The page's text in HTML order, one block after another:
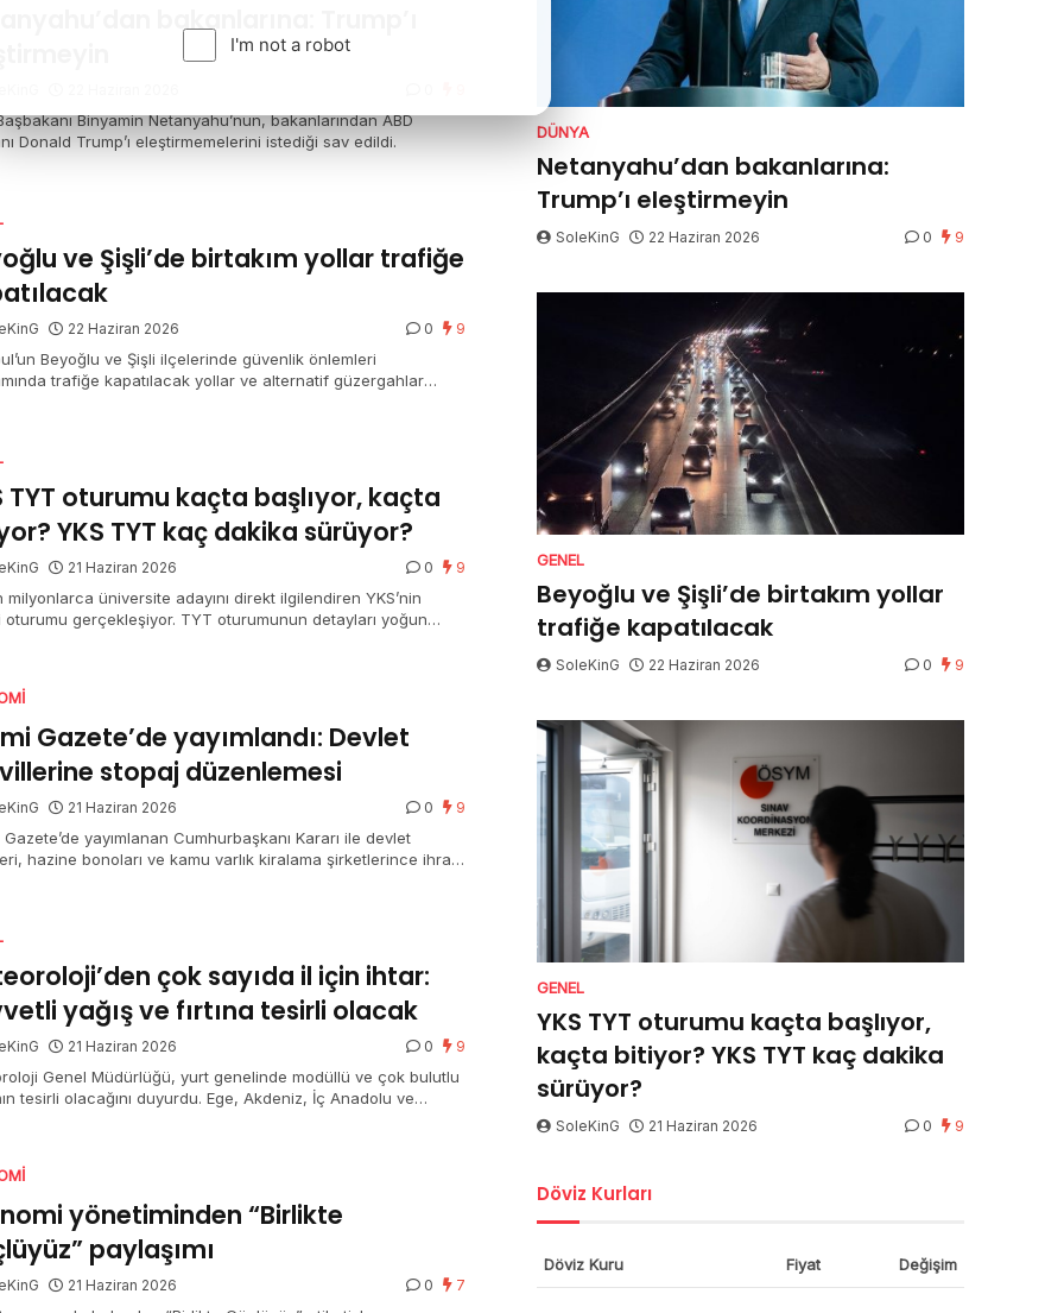
bakanlarına: Trump’ı
Binyamin Netanyahu’nun, bakanlarından ABD
Donald Trump’ı eleştirmemelerini istediği sav edildi.
ve Şişli’de birtakım yollar trafiğe
22 Haziran 2026 0 9
Beyoğlu ve Şişli ilçelerinde güvenlik önlemleri
trafiğe kapatılacak yollar ve alternatif güzergahlar
TYT oturumu kaçta başlıyor, kaçta
YKS TYT kaç dakika sürüyor?
21 Haziran 2026 0 9
milyonlarca üniversite adayını direkt ilgilendiren YKS’nin
oturumu gerçekleşiyor. TYT oturumunun detayları yoğun
sorusuna yanıt arıyor.
Gazete’de yayımlandı: Devlet
stopaj düzenlemesi
21 Haziran 2026 0 9
Gazete’de yayımlanan Cumhurbaşkanı Kararı ile devlet
hazine bonoları ve kamu varlık kiralama şirketlerince ihraç
çok sayıda il için ihtar:
yağış ve fırtına tesirli olacak
21 Haziran 2026 0 9
Genel Müdürlüğü, yurt genelinde modüllü ve çok bulutlu
tesirli olacağını duyurdu. Ege, Akdeniz, İç Anadolu ve
iç kesitleri için kuvvetli yağış uyarısı yapıldı. Doğu
güneydoğusu ile Güneydoğu Anadolu’nun doğusunda
taşınımı görülecek.
yönetiminden “Birlikte
paylaşımı
21 Haziran 2026 0 7
DÜNYA
Netanyahu’dan bakanlarına:
Trump’ı eleştirmeyin
SoleKinG 22 Haziran 2026 0 9
GENEL
Beyoğlu ve Şişli’de birtakım yollar
trafiğe kapatılacak
SoleKinG 22 Haziran 2026 0 9
GENEL
YKS TYT oturumu kaçta başlıyor,
kaçta bitiyor? YKS TYT kaç dakika
sürüyor?
SoleKinG 21 Haziran 2026 0 9
Döviz Kurları
Döviz Kuru Fiyat Değişim
I'm not a robot